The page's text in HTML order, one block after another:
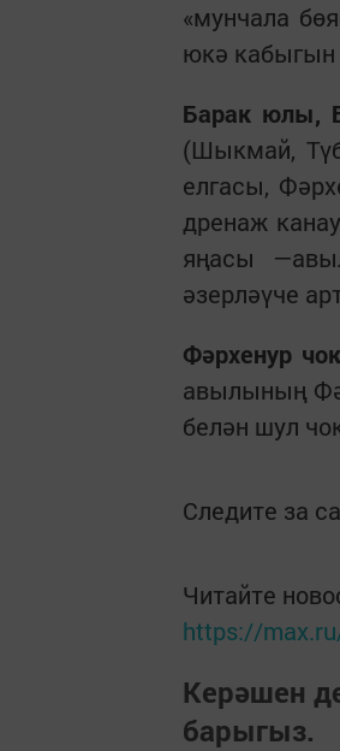
«мунчала
юкә кабыгын
Барак юлы,
(Шыкмай,
елгасы,
дренаж
яңасы
әзерләүче
Фәрхенур
авылының
белән шул
Следите за
Читайте
https://
Керәшен
барыгыз.